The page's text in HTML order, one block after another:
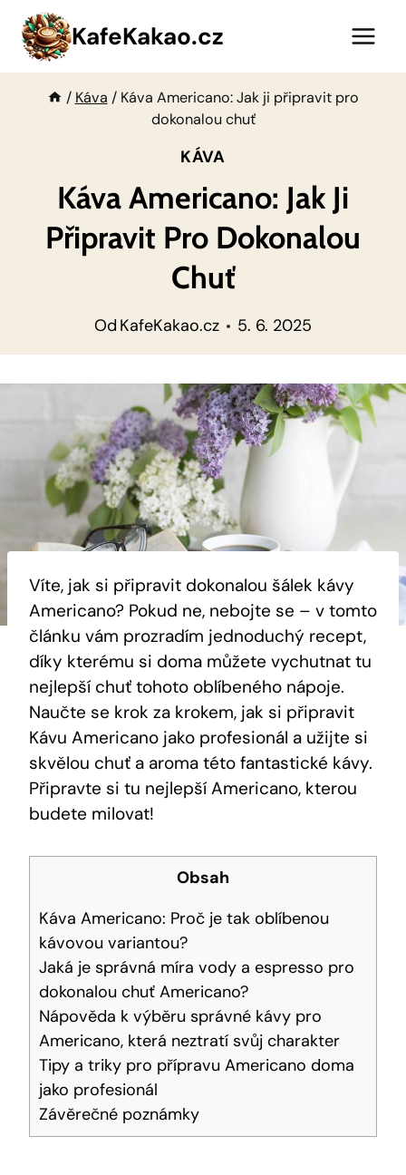
Přeskočit
obsah
KafeKakao.cz
/ Káva / Káva Americano: Jak ji připravit pro
dokonalou chuť
KÁVA
Káva Americano: Jak Ji
Připravit Pro Dokonalou
Chuť
Od KafeKakao.cz 5. 6. 2025
Víte, jak si připravit dokonalou šálek kávy
Americano? Pokud ne, nebojte se – v tomto
článku vám prozradím jednoduchý recept,
díky kterému si doma můžete vychutnat tu
nejlepší chuť tohoto oblíbeného nápoje.
Naučte se krok za krokem, jak si připravit
Kávu Americano jako profesionál a užijte si
skvělou chuť a aroma této fantastické kávy.
Připravte si tu nejlepší Americano, kterou
budete milovat!
Obsah
Káva Americano: Proč je tak oblíbenou
kávovou variantou?
Jaká je správná míra vody a espresso pro
dokonalou chuť Americano?
Nápověda k výběru správné kávy pro
Americano, která neztratí svůj charakter
Tipy a triky pro přípravu Americano doma
jako profesionál
Závěrečné poznámky